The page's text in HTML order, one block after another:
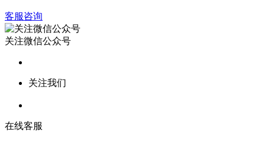
客服咨询
关注微信公众号
关注我们
在线客服